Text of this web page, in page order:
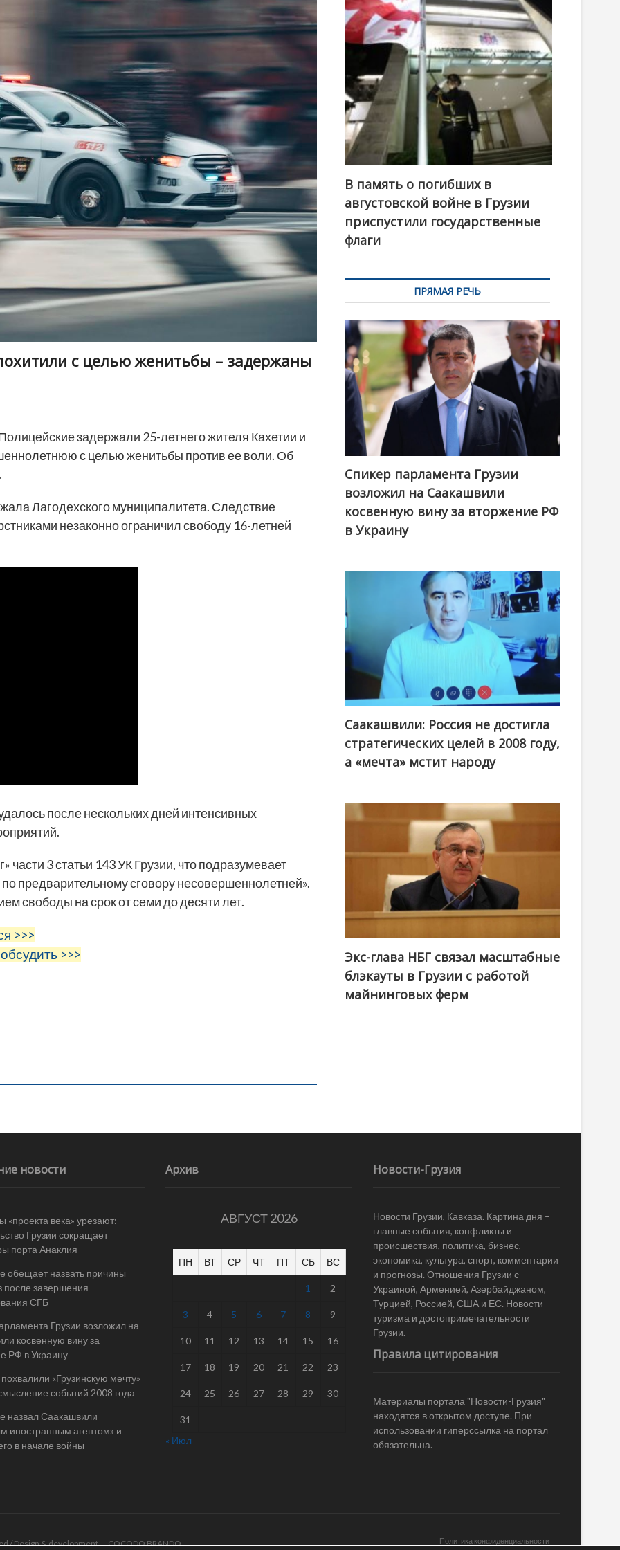
o
n
с целью женитьбы – задержаны
задержали 25-летнего жителя Кахетии и
с целью женитьбы против ее воли. Об
Лагодехского муниципалитета. Следствие
незаконно ограничил свободу 16-летней
после нескольких дней интенсивных
части 3 статьи 143 УК Грузии, что подразумевает
предварительному сговору несовершеннолетней».
свободы на срок от семи до десяти лет.
>>>
>>>
В память о погибших в
августовской войне в Грузии
приспустили государственные
флаги
ПРЯМАЯ РЕЧЬ
Спикер парламента Грузии
возложил на Саакашвили
косвенную вину за вторжение РФ
в Украину
Саакашвили: Россия не достигла
стратегических целей в 2008 году,
а «мечта» мстит народу
Экс-глава НБГ связал масштабные
блэкауты в Грузии с работой
майнинговых ферм
новости
«проекта века» урезают:
Грузии сокращает
порта Анаклия
обещает назвать причины
после завершения
СГБ
Грузии возложил на
косвенную вину за
РФ в Украину
«Грузинскую мечту»
событий 2008 года
назвал Саакашвили
иностранным агентом» и
в начале войны
Архив
АВГУСТ 2026
ПН ВТ СР ЧТ ПТ СБ ВС
1 2
3 4 5 6 7 8 9
10 11 12 13 14 15 16
17 18 19 20 21 22 23
24 25 26 27 28 29 30
31
« Июл
Новости-Грузия
Новости Грузии, Кавказа. Картина дня –
главные события, конфликты и
происшествия, политика, бизнес,
экономика, культура, спорт, комментарии
и прогнозы. Отношения Грузии с
Украиной, Арменией, Азербайджаном,
Турцией, Россией, США и ЕС. Новости
туризма и достопримечательности
Грузии.
Правила цитирования
Материалы портала "Новости-Грузия"
находятся в открытом доступе. При
использовании гиперссылка на портал
обязательна.
Политика конфиденциальности
/ Design & development —COCODO BRANDO